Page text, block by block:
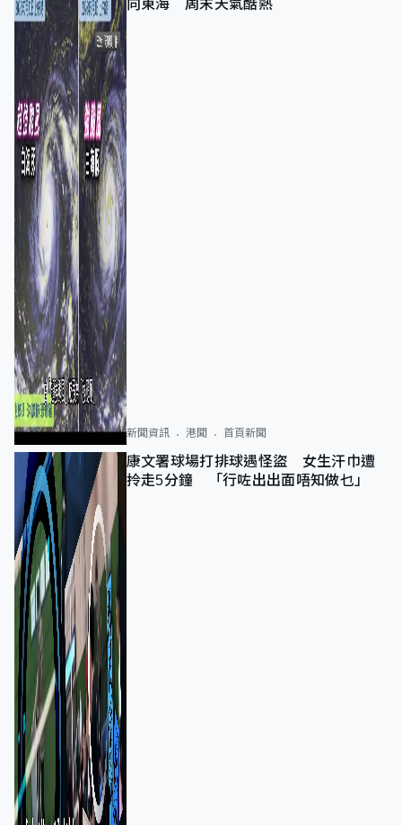
向東海 周末天氣酷熱
新聞資訊 港聞 首頁新聞
康文署球場打排球遇怪盜 女生汗巾遭
拎走5分鐘 「行咗出出面唔知做乜」